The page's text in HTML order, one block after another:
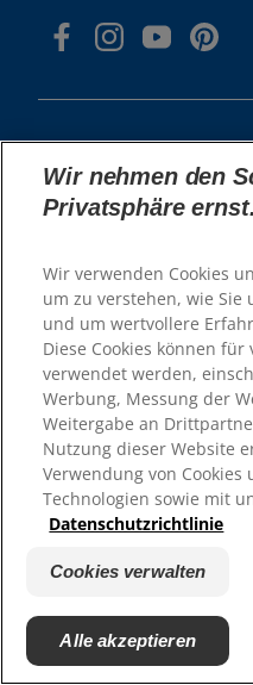
Finde das
Futter für
© 2025 Hill's Pet
As used herein,
in the U.S. only;
geographies may
subject to our
Nutzungsbedingungen
Datenschutzbedingungen
Wir nehmen den
Privatsphäre ernst.
Wir verwenden Cookies
um zu verstehen, wie Sie
und um wertvollere
Diese Cookies können für
verwendet werden,
Werbung, Messung der
Weitergabe an
Nutzung dieser Website
Verwendung von Cookies
Technologien sowie mit
Datenschutzrichtlinie
Cookies verwalten
Alle akzeptieren